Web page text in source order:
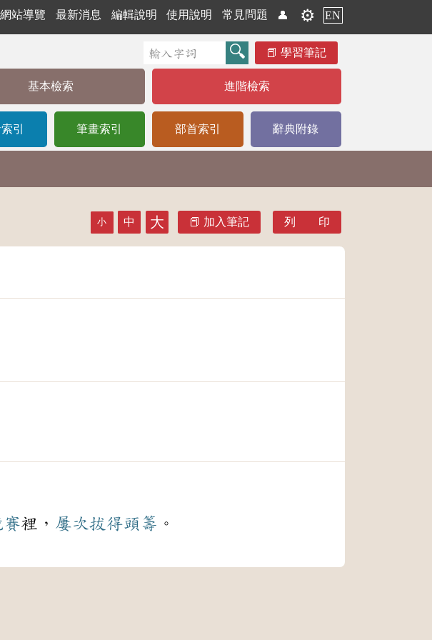
網站導覽 最新消息 編輯說明 使用說明 常見問題 👤 ⚙️ EN
學習筆記
基本檢索 進階檢索
引 筆畫索引 部首索引 辭典附錄
小 中 大 加入筆記 列 印
賽裡， 屢次拔得頭籌 。